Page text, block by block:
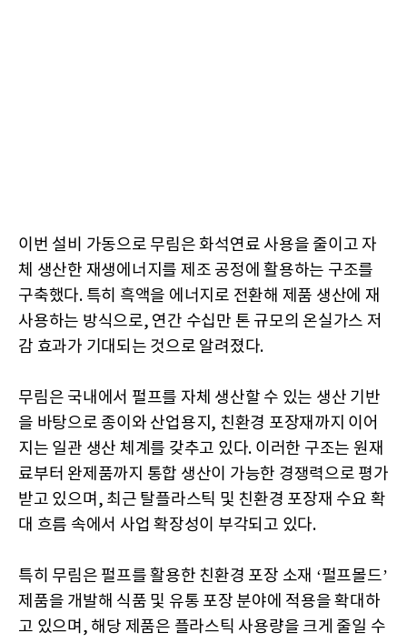
이번 설비 가동으로 무림은 화석연료 사용을 줄이고 자
체 생산한 재생에너지를 제조 공정에 활용하는 구조를
구축했다. 특히 흑액을 에너지로 전환해 제품 생산에 재
사용하는 방식으로, 연간 수십만 톤 규모의 온실가스 저
감 효과가 기대되는 것으로 알려졌다.
무림은 국내에서 펄프를 자체 생산할 수 있는 생산 기반
을 바탕으로 종이와 산업용지, 친환경 포장재까지 이어
지는 일관 생산 체계를 갖추고 있다. 이러한 구조는 원재
료부터 완제품까지 통합 생산이 가능한 경쟁력으로 평가
받고 있으며, 최근 탈플라스틱 및 친환경 포장재 수요 확
대 흐름 속에서 사업 확장성이 부각되고 있다.
특히 무림은 펄프를 활용한 친환경 포장 소재 ‘펄프몰드’
제품을 개발해 식품 및 유통 포장 분야에 적용을 확대하
고 있으며, 해당 제품은 플라스틱 사용량을 크게 줄일 수